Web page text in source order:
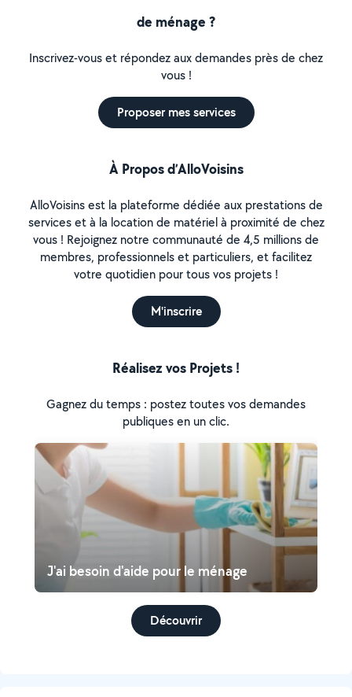
de ménage ?
Inscrivez-vous et répondez aux demandes près de chez
vous !
Proposer mes services
À Propos d’AlloVoisins
AlloVoisins est la plateforme dédiée aux prestations de
services et à la location de matériel à proximité de chez
vous ! Rejoignez notre communauté de 4,5 millions de
membres, professionnels et particuliers, et facilitez
votre quotidien pour tous vos projets !
M'inscrire
Réalisez vos Projets !
Gagnez du temps : postez toutes vos demandes
publiques en un clic.
J'ai besoin d'aide pour le ménage
Découvrir